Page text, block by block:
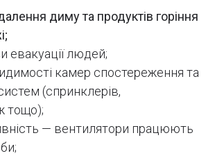
диму та продуктів горіння
евакуації людей;
камер спостереження та
(спринклерів,
тощо);
— вентилятори працюють